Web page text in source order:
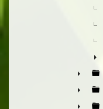
►
►
►